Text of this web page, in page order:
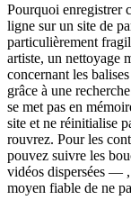
Pourquoi enregistrer
ligne sur un site de
particulièrement
artiste, un nettoyage
concernant les
grâce à une
se met pas en
site et ne réinitialise
rouvrez. Pour les
pouvez suivre les
vidéos dispersées — ,
moyen fiable de ne